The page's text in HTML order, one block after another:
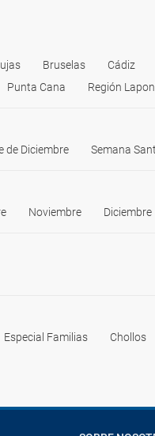
Bruselas Cádiz
Punta Cana Región
de Diciembre Semana
Noviembre Diciembre
Especial Familias Chollos